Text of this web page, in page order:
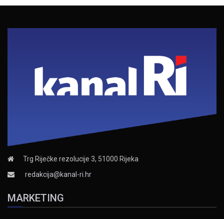
Trg Riječke rezolucije 3, 51000 Rijeka
redakcija@kanal-ri.hr
MARKETING